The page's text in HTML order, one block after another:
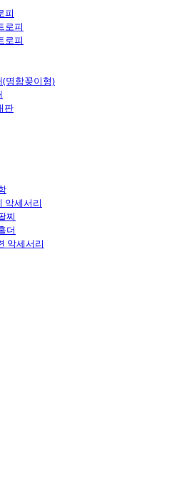
피
로피
로피
(명함꽂이형)
판
악세서리
찌
더
악세서리